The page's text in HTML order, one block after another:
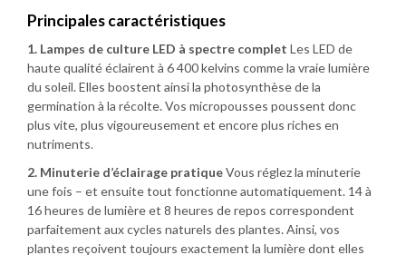
Principales caractéristiques
1. Lampes de culture LED à spectre complet Les LED de
haute qualité éclairent à 6 400 kelvins comme la vraie lumière
du soleil. Elles boostent ainsi la photosynthèse de la
germination à la récolte. Vos micropousses poussent donc
plus vite, plus vigoureusement et encore plus riches en
nutriments.
2. Minuterie d’éclairage pratiqueVous réglez la minuterie
une fois – et ensuite tout fonctionne automatiquement. 14 à
16 heures de lumière et 8 heures de repos correspondent
parfaitement aux cycles naturels des plantes. Ainsi, vos
plantes reçoivent toujours exactement la lumière dont elles